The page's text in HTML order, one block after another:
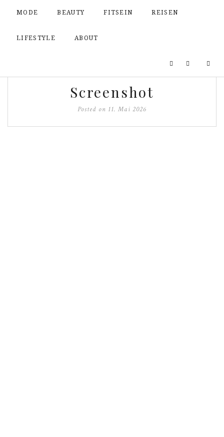
MODE BEAUTY FITSEIN REISEN
LIFESTYLE ABOUT
Screenshot
Posted on 11. Mai 2026